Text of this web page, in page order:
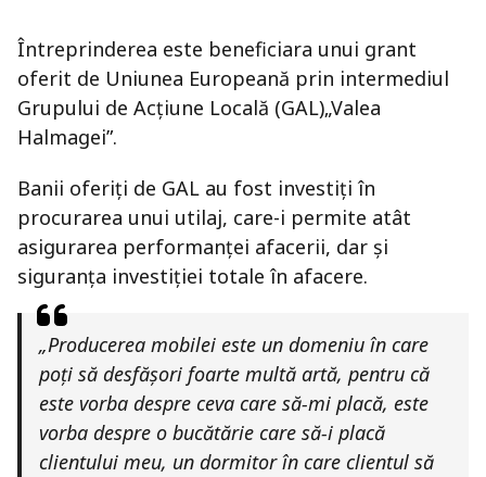
Întreprinderea este beneficiara unui grant
oferit de Uniunea Europeană prin intermediul
Grupului de Acțiune Locală (GAL)„Valea
Halmagei”.
Banii oferiți de GAL au fost investiți în
procurarea unui utilaj, care-i permite atât
asigurarea performanței afacerii, dar și
siguranța investiției totale în afacere.
„Producerea mobilei este un domeniu în care
poți să desfășori foarte multă artă, pentru că
este vorba despre ceva care să-mi placă, este
vorba despre o bucătărie care să-i placă
clientului meu, un dormitor în care clientul să